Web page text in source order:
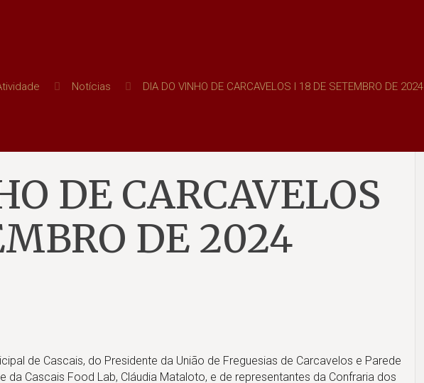
Notícias DIA DO VINHO DE CARCAVELOS I 18 DE SETEMBRO DE 2024
DE CARCAVELOS
DE 2024
de Cascais, do Presidente da União de Freguesias de Carcavelos e Parede
Cascais Food Lab, Cláudia Mataloto, e de representantes da Confraria dos